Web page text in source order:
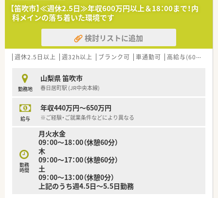
【笛吹市】≪週休2.5日≫年収600万円以上＆18：00まで！内
科メインの落ち着いた環境です
検討リストに追加
週休2.5日以上 週32h以上 ブランク可 車通勤可 高給与(600万円以上)
勤務地
山梨県 笛吹市
春日居町駅 (JR中央本線)
給与
年収440万円～650万円
※ご経験・ご就業条件などにより異なる
勤務
時間
月火水金
09：00～18：00（休憩60分）
木
09：00～17：00（休憩60分）
土
09：00～13：00（休憩0分）
上記のうち週4.5日～5.5日勤務